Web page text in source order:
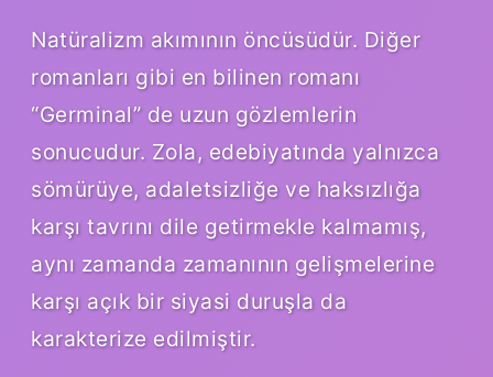
Natüralizm akımının öncüsüdür. Diğer
romanları gibi en bilinen romanı
“Germinal” de uzun gözlemlerin
sonucudur. Zola, edebiyatında yalnızca
sömürüye, adaletsizliğe ve haksızlığa
karşı tavrını dile getirmekle kalmamış,
aynı zamanda zamanının gelişmelerine
karşı açık bir siyasi duruşla da
karakterize edilmiştir.